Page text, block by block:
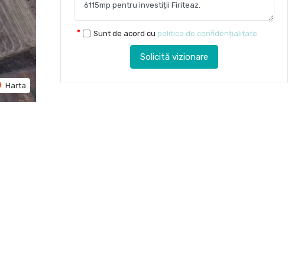
Harta
Sunt de acord cu politica de confidențialitate
Solicită vizionare